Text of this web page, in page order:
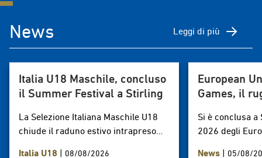
bDownload
News Leggi di più
Italia U18 Maschile, concluso
il Summer Festival a Stirling
La Selezione Italiana Maschile U18
chiude il raduno estivo intrapreso
Italia U18 | 08/08/2026
European
Games, il
Si è conclusa a
2026 degli
News | 05/08/